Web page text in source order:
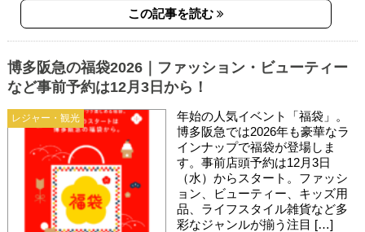
この記事を読む
レジャー・観光
博多阪急の福袋2026｜ファッション・ビューティー
など事前予約は12月3日から！
年始の人気イベント「福袋」。
博多阪急では2026年も豪華なラ
インナップで福袋が登場しま
す。事前店頭予約は12月3日
（水）からスタート。ファッシ
ョン、ビューティー、キッズ用
品、ライフスタイル雑貨など多
彩なジャンルが揃う注目 […]